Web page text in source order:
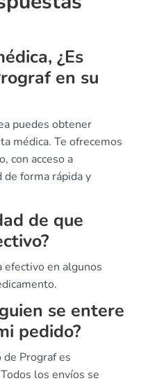
¿Es
en su
puedes obtener
médica. Te ofrecemos
con acceso a
de forma rápida y
de que
efectivo en algunos
se entere
pedido?
Prograf es
los envíos se